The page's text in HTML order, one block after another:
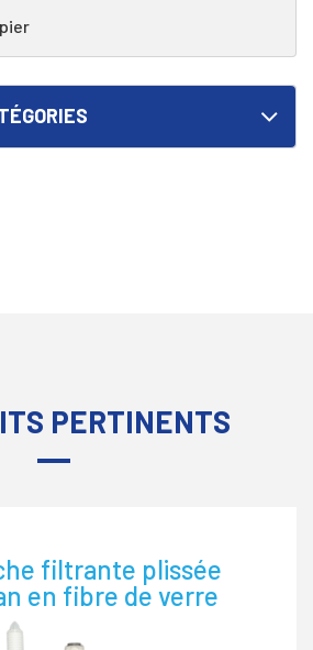
PERTINENTS
filtrante plissée
en fibre de verre